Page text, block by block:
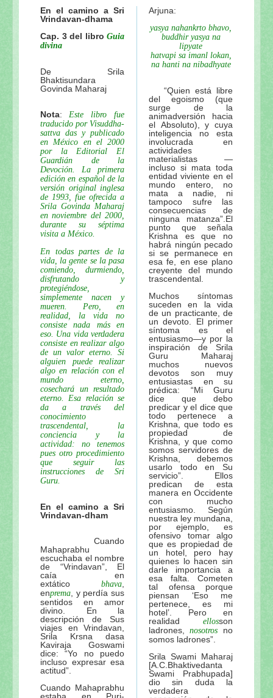
Continuación de la nota anterior "En el camino a
Sripad Aindra Prabhu tirobhava-tithi 2011 de
Sri Lalitastakam de Visuddha-sattva Das
El peligro de ir a Vrindavana de Visuddha-sattva Das
Continuación: Sobre Lalita-sakhi de Visuddha-
Los pujaris del Señor Jagannatha de Visuddha-
Los rituales diarios del Señor Jagannatha de
Mahaprabhu en Sri Gambhira de Visuddha-sattva
Tres troncos de madera de Visuddha-sattva Das
Sri Ksetra-dhama de Visuddha-sattva Das
El amoroso pasatiempo del Señor Jagannatha de
El templo del Señor Jagannatha y el Gaura-lila en
El pasatiempo del “cambio de cuerpo” del Señor
Nabhi-Brahma: La “fuerza vital” del Señor
Los pasatiempos de Sri Gauranga en el Ratha-
Ratha-yatra-guhyam-rahasya: El significado
Continuación: Los nuevos carros del Señor
El festival del Ratha-yatra y el Jagannatha-lila de
Las gentiles y sabias palabras del actual rey de
Los pujaris del Señor Jagannatha y el origen del
El maha-prasadam del Señor Jagannatha y una
Los festivales del Señor Jagannatha de Visuddha-
La especialidad del baile de Sriman Mahaprabhu
El amoroso pasatiempo del Señor Jagannatha de
Sri Sri Jagannatha-deva-stavah, por Sri Sanatana
Visuddha-sattva Das - INDICE de NOTAS
En el camino a Sri
Vrindavan-dhama
Cap. 3 del libro Guia
divina
De Srila
Bhaktisundara
Govinda Maharaj
Nota: Este libro fue
traducido por Visuddha-
sattva das y publicado
en México en el 2000
por la Editorial El
Guardián de la
Devoción. La primera
edición en español de la
versión original inglesa
de 1993, fue ofrecida a
Srila Govinda Maharaj
en noviembre del 2000,
durante su séptima
visita a México.
En todas partes de la
vida, la gente se la pasa
comiendo, durmiendo,
disfrutando y
protegiéndose,
simplemente nacen y
mueren. Pero, en
realidad, la vida no
consiste nada más en
eso. Una vida verdadera
consiste en realizar algo
de un valor eterno. Si
alguien puede realizar
algo en relación con el
mundo eterno,
cosechará un resultado
eterno. Esa relación se
da a través del
conocimiento
trascendental, la
conciencia y la
actividad: no tenemos
pues otro procedimiento
que seguir las
instrucciones de Sri
Guru.
En el camino a Sri
Vrindavan-dham
Cuando
Mahaprabhu
escuchaba el nombre
de “Vrindavan”, El
caía en
extático bhava
enprema , y perdía sus
sentidos en amor
divino. En la
descripción de Sus
viajes en Vrindavan,
Srila Krsna dasa
Kaviraja Goswami
dice: “Yo no puedo
incluso expresar esa
actitud”.
Cuando Mahaprabhu
estaba en Puri-
Arjuna:
yasya nahankrto bhavo,
buddhir yasya na
lipyate
hatvapi sa imanl lokan,
na hanti na nibadhyate
“Quien está libre
del egoismo (que
surge de la
animadversión hacia
el Absoluto), y cuya
inteligencia no esta
involucrada en
actividades
materialistas —
incluso si mata toda
entidad viviente en el
mundo entero, no
mata a nadie, ni
tampoco sufre las
consecuencias de
ninguna matanza”.El
punto que señala
Krishna es que no
habrá ningún pecado
si se permanece en
esa fe, en ese plano
creyente del mundo
trascendental.
Muchos síntomas
suceden en la vida
de un practicante, de
un devoto. El primer
síntoma es el
entusiasmo—y por la
inspiración de Srila
Guru Maharaj
muchos nuevos
devotos son muy
entusiastas en su
prédica: “Mi Guru
dice que debo
predicar y el dice que
todo pertenece a
Krishna, que todo es
propiedad de
Krishna, y que como
somos servidores de
Krishna, debemos
usarlo todo en Su
servicio”. Ellos
predican de esta
manera en Occidente
con mucho
entusiasmo. Según
nuestra ley mundana,
por ejemplo, es
ofensivo tomar algo
que es propiedad de
un hotel, pero hay
quienes lo hacen sin
darle importancia a
esa falta. Cometen
tal ofensa porque
piensan ‘Eso me
pertenece, es mi
hotel’. Pero en
realidad ellosson
ladrones, nosotros no
somos ladrones”.
Srila Swami Maharaj
[A.C.Bhaktivedanta
Swami Prabhupada]
dio sin duda la
verdadera